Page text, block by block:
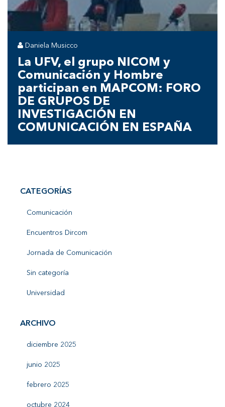
Daniela Musicco
La UFV, el grupo NICOM y
Comunicación y Hombre
participan en MAPCOM: FORO
DE GRUPOS DE
INVESTIGACIÓN EN
COMUNICACIÓN EN ESPAÑA
CATEGORÍAS
Comunicación
Encuentros Dircom
Jornada de Comunicación
Sin categoría
Universidad
ARCHIVO
diciembre 2025
junio 2025
febrero 2025
octubre 2024